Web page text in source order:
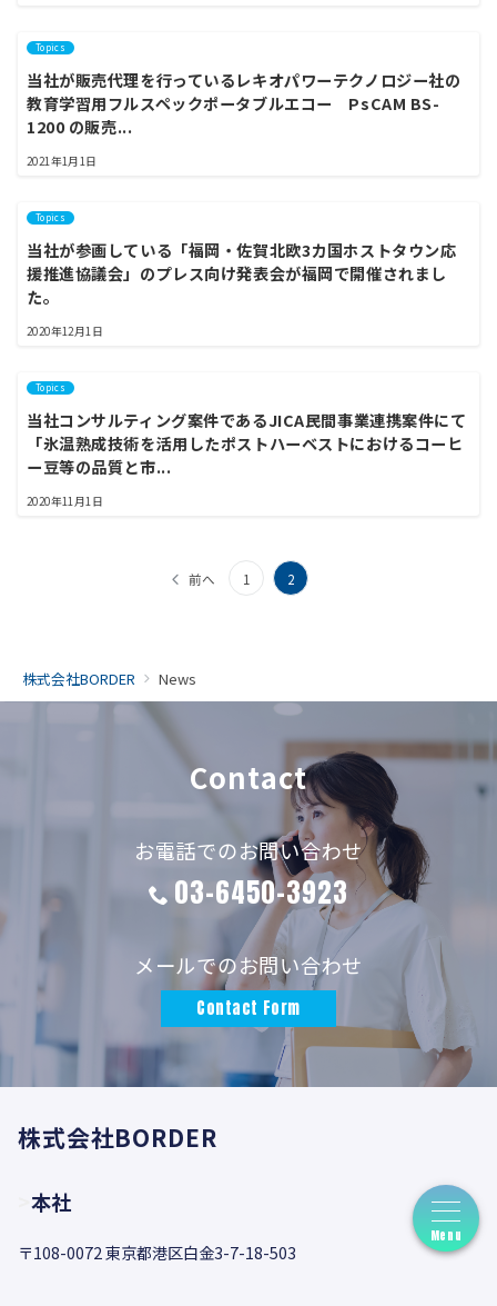
Topics
当社が販売代理を行っているレキオパワーテクノロジー社の
教育学習用フルスペックポータブルエコー PsCAM BS-
1200 の販売...
2021年1月1日
Topics
当社が参画している「福岡・佐賀北欧3カ国ホストタウン応
援推進協議会」のプレス向け発表会が福岡で開催されまし
た。
2020年12月1日
Topics
当社コンサルティング案件であるJICA民間事業連携案件にて
「氷温熟成技術を活用したポストハーベストにおけるコーヒ
ー豆等の品質と市...
2020年11月1日
ビ
前へ 1 2
株式会社BORDER News
Contact
お電話でのお問い合わせ
03-6450-3923
メールでのお問い合わせ
Contact Form
株式会社BORDER
本社
〒108-0072 東京都港区白金3-7-18-503
Menu